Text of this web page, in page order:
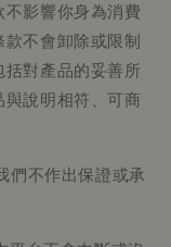
影響你身為消費
不會卸除或限制
對產品的妥善所
說明相符、可商
們不作出保證或承